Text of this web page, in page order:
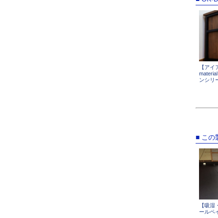
【ア
ンシリ
■ この
【吸
ールペ